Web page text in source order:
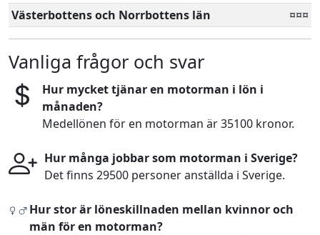
Västerbottens och Norrbottens län
¤¤¤
Vanliga frågor och svar
Hur mycket tjänar en motorman i lön i
månaden?
Medellönen för en motorman är 35100 kronor.
Hur många jobbar som motorman i Sverige?
Det finns 29500 personer anställda i Sverige.
Hur stor är löneskillnaden mellan kvinnor och
män för en motorman?